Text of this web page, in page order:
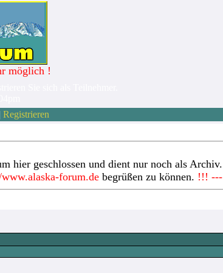
möglich !
Registrieren
hier geschlossen und dient nur noch als Archiv.
forum.de begrüßen zu können. !!! ---